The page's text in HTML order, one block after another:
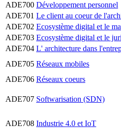
ADE700 Développement personnel
ADE701 Le client au coeur de
ADE702 Ecosystème digital et le
ADE703 Ecosystème digital et le
ADE704 L' architecture dans
ADE705 Réseaux mobiles
ADE706 Réseaux coeurs
ADE707 Softwarisation (SDN)
ADE708 Industrie 4.0 et IoT